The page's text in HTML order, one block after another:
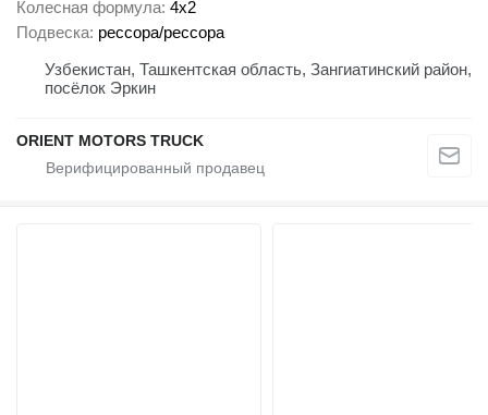
Колесная формула 4x2
Подвеска рессора/рессора
Узбекистан, Ташкентская область, Зангиатинский район,
посёлок Эркин
ORIENT MOTORS TRUCK